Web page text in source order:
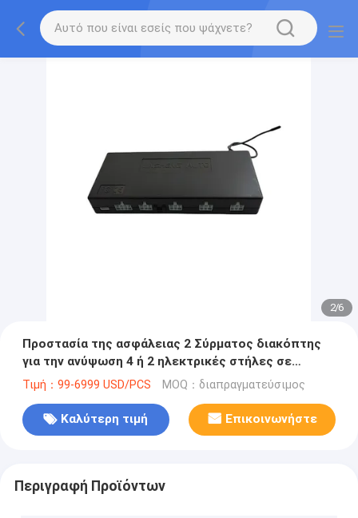
2/6
Προστασία της ασφάλειας 2 Σύρματος διακόπτης
για την ανύψωση 4 ή 2 ηλεκτρικές στήλες σε
παράλληλο ίσο
Τιμή：99-6999 USD/PCS MOQ：διαπραγματεύσιμος
Καλύτερη τιμή Επικοινωνήστε
Περιγραφή Προϊόντων